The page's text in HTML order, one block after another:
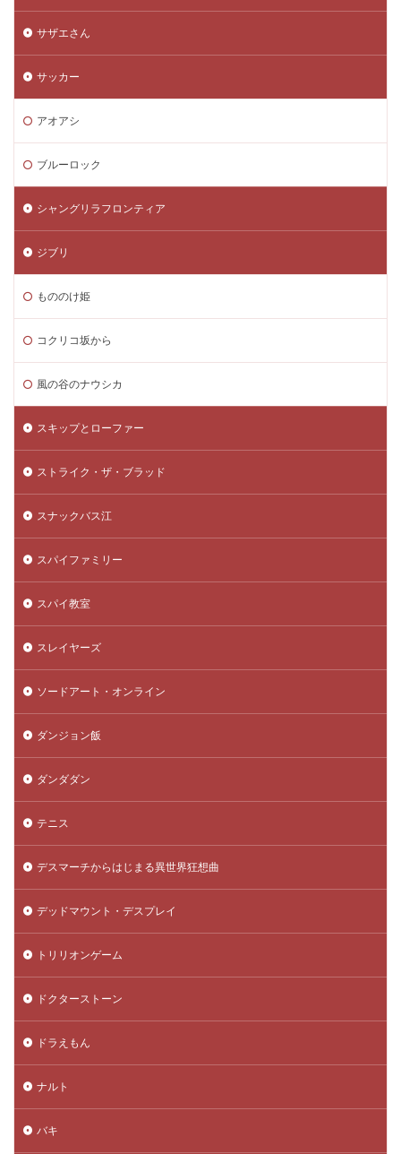
サザエさん
サッカー
アオアシ
ブルーロック
シャングリラフロンティア
ジブリ
もののけ姫
コクリコ坂から
風の谷のナウシカ
スキップとローファー
ストライク・ザ・ブラッド
スナックバス江
スパイファミリー
スパイ教室
スレイヤーズ
ソードアート・オンライン
ダンジョン飯
ダンダダン
テニス
デスマーチからはじまる異世界狂想曲
デッドマウント・デスプレイ
トリリオンゲーム
ドクターストーン
ドラえもん
ナルト
バキ